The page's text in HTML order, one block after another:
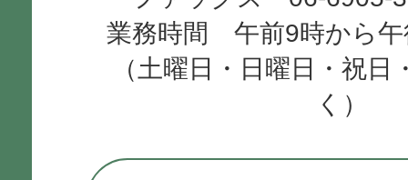
業務時間 午前9時から午
（土曜日・日曜日・祝日
く）